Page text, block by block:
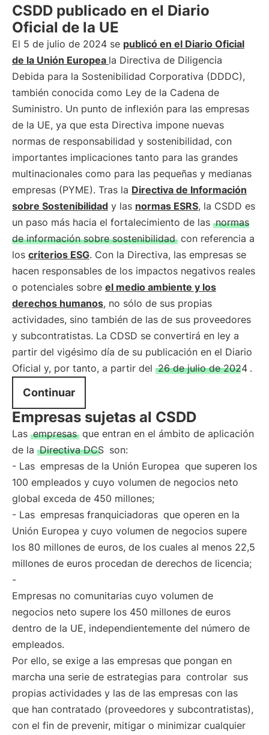
CSDD publicado en el Diario
Oficial de la UE
El 5 de julio de 2024 se publicó en el Diario Oficial
de la Unión Europea la Directiva de Diligencia
Debida para la Sostenibilidad Corporativa (DDDC),
también conocida como Ley de la Cadena de
Suministro. Un punto de inflexión para las empresas
de la UE, ya que esta Directiva impone nuevas
normas de responsabilidad y sostenibilidad, con
importantes implicaciones tanto para las grandes
multinacionales como para las pequeñas y medianas
empresas (PYME). Tras la Directiva de Información
sobre Sostenibilidad y las normas ESRS, la CSDD es
un paso más hacia el fortalecimiento de las normas
de información sobre sostenibilidad con referencia a
los criterios ESG. Con la Directiva, las empresas se
hacen responsables de los impactos negativos reales
o potenciales sobre el medio ambiente y los
derechos humanos, no sólo de sus propias
actividades, sino también de las de sus proveedores
y subcontratistas. La CDSD se convertirá en ley a
partir del vigésimo día de su publicación en el Diario
Oficial y, por tanto, a partir del 26 de julio de 2024 .
Continuar
Empresas sujetas al CSDD
Las empresas que entran en el ámbito de aplicación
de la Directiva DCS son:
- Las empresas de la Unión Europea que superen los
100 empleados y cuyo volumen de negocios neto
global exceda de 450 millones;
- Las empresas franquiciadoras que operen en la
Unión Europea y cuyo volumen de negocios supere
los 80 millones de euros, de los cuales al menos 22,5
millones de euros procedan de derechos de licencia;
-
Empresas no comunitarias cuyo volumen de
negocios neto supere los 450 millones de euros
dentro de la UE, independientemente del número de
empleados.
Por ello, se exige a las empresas que pongan en
marcha una serie de estrategias para controlar sus
propias actividades y las de las empresas con las
que han contratado (proveedores y subcontratistas),
con el fin de prevenir, mitigar o minimizar cualquier